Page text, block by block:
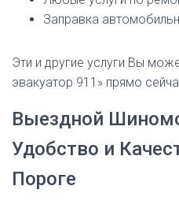
Заправка
Эти и другие услуги Вы
эвакуатор 911» прямо
Выездной
Удобство и
Пороге